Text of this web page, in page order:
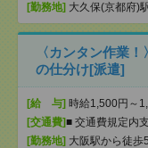
[勤務地] 大久保(京都府)
〈カンタン作業
の仕分け[派遣]
[給 与] 時給1,500円～
[交通費]■ 交通費規定内
[勤務地] 大阪駅から徒歩